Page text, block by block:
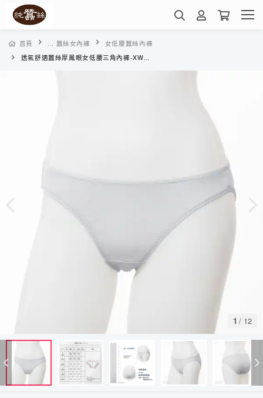
首頁 ... 蠶絲女內褲
女低腰蠶絲內褲
透氣舒適蠶絲厚鳳眼女低腰三角內褲-XWA0BE024Y(杏仁牛奶)
1 / 12